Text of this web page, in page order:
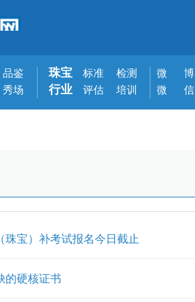
品鉴
秀场
珠宝
行业
标准
评估
检测
培训
微 博
微 信